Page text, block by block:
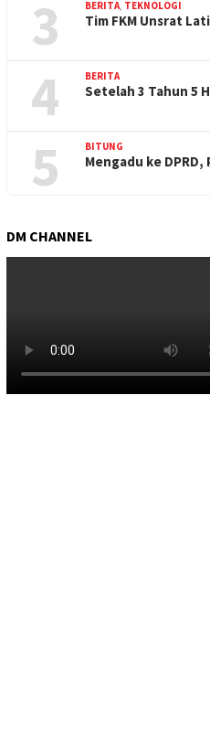
3 BERITA TEKNOLOGI
Tim FKM Unsrat
4 BERITA
Setelah 3 Tahun 5
5 BITUNG
Mengadu ke DPRD,
DM CHANNEL